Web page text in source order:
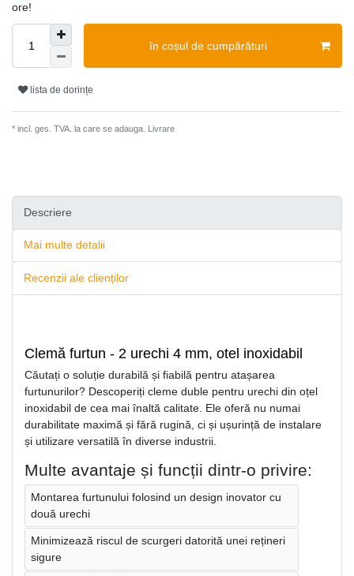
ore!
în coșul de cumpărături
lista de dorințe
* incl. ges. TVA. la care se adauga. Livrare
Descriere
Mai multe detalii
Recenzii ale clienților
Clemă furtun - 2 urechi 4 mm, otel inoxidabil
Căutați o soluție durabilă și fiabilă pentru atașarea
furtunurilor? Descoperiți cleme duble pentru urechi din oțel
inoxidabil de cea mai înaltă calitate. Ele oferă nu numai
durabilitate maximă și fără rugină, ci și ușurință de instalare
și utilizare versatilă în diverse industrii.
Multe avantaje și funcții dintr-o privire:
Montarea furtunului folosind un design inovator cu
două urechi
Minimizează riscul de scurgeri datorită unei rețineri
sigure